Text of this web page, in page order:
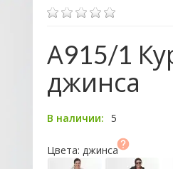
А915/1
джинса
В наличии: 5
Цвета: джинса